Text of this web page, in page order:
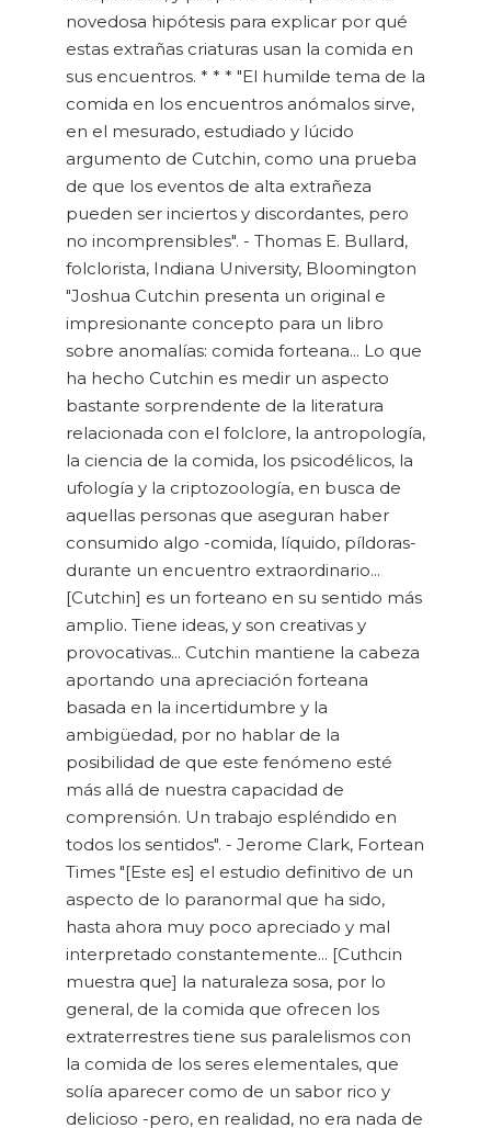
novedosa hipótesis para explicar por qué
estas extrañas criaturas usan la comida en
sus encuentros. * * * "El humilde tema de la
comida en los encuentros anómalos sirve,
en el mesurado, estudiado y lúcido
argumento de Cutchin, como una prueba
de que los eventos de alta extrañeza
pueden ser inciertos y discordantes, pero
no incomprensibles". - Thomas E. Bullard,
folclorista, Indiana University, Bloomington
"Joshua Cutchin presenta un original e
impresionante concepto para un libro
sobre anomalías: comida forteana... Lo que
ha hecho Cutchin es medir un aspecto
bastante sorprendente de la literatura
relacionada con el folclore, la antropología,
la ciencia de la comida, los psicodélicos, la
ufología y la criptozoología, en busca de
aquellas personas que aseguran haber
consumido algo -comida, líquido, píldoras-
durante un encuentro extraordinario...
[Cutchin] es un forteano en su sentido más
amplio. Tiene ideas, y son creativas y
provocativas... Cutchin mantiene la cabeza
aportando una apreciación forteana
basada en la incertidumbre y la
ambigüedad, por no hablar de la
posibilidad de que este fenómeno esté
más allá de nuestra capacidad de
comprensión. Un trabajo espléndido en
todos los sentidos". - Jerome Clark, Fortean
Times "[Este es] el estudio definitivo de un
aspecto de lo paranormal que ha sido,
hasta ahora muy poco apreciado y mal
interpretado constantemente... [Cuthcin
muestra que] la naturaleza sosa, por lo
general, de la comida que ofrecen los
extraterrestres tiene sus paralelismos con
la comida de los seres elementales, que
solía aparecer como de un sabor rico y
delicioso -pero, en realidad, no era nada de